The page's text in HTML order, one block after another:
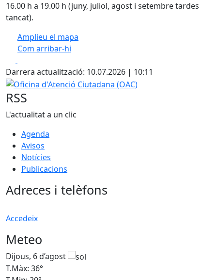
16.00 h a 19.00 h (juny, juliol, agost i setembre tardes
tancat).
Amplieu el mapa
Com arribar-hi
+
−
Darrera actualització: 10.07.2026 | 10:11
Oficina d'Atenció Ciutadana (OAC)
RSS
L'actualitat a un clic
Agenda
Avisos
Notícies
Publicacions
Adreces i telèfons
Accedeix
Meteo
Dijous, 6 d’agost
T.Màx: 36°